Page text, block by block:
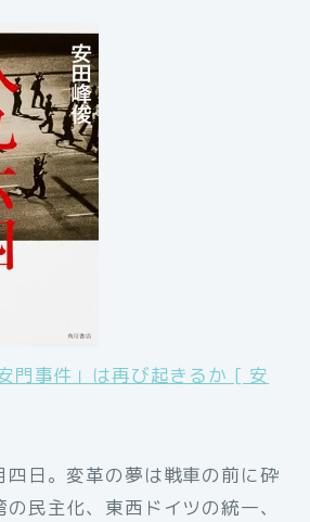
門事件」は再び起きるか [ 安
四日。変革の夢は戦車の前に砕
民主化、東西ドイツの統一、